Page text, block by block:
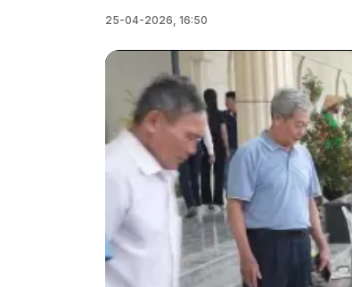
25-04-2026, 16:50